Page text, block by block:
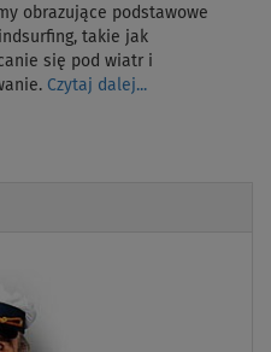
obrazujące podstawowe
takie jak
się pod wiatr i
Czytaj dalej...